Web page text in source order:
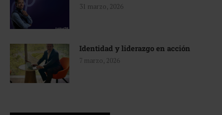
31 marzo, 2026
Identidad y liderazgo en acción
7 marzo, 2026